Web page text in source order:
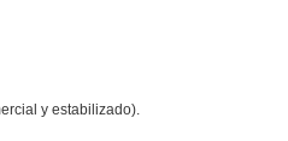
y estabilizado).